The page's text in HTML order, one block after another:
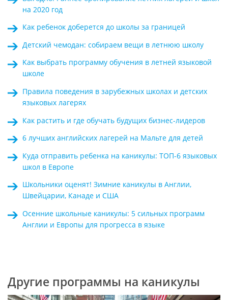
на 2020 год
Как ребенок доберется до школы за границей
Детский чемодан: собираем вещи в летнюю школу
Kак выбрать программу обучения в летней языковой
школе
Правила поведения в зарубежных школах и детских
языковых лагерях
Как растить и где обучать будущих бизнес-лидеров
6 лучших английских лагерей на Мальте для детей
Куда отправить ребенка на каникулы: ТОП-6 языковых
школ в Европе
Школьники оценят! Зимние каникулы в Англии,
Швейцарии, Канаде и США
Осенние школьные каникулы: 5 сильных программ
Англии и Европы для прогресса в языке
Другие программы на каникулы